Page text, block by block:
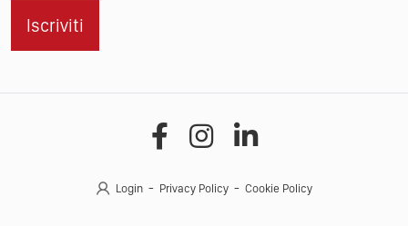
Iscriviti
Login Privacy Policy Cookie Policy